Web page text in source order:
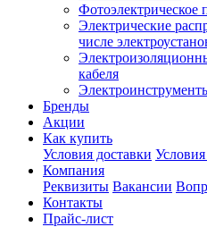
Фотоэлектрическое
Электрические
числе
кабеля
Бренды
Акции
Как купить
Условия доставки
Компания
Реквизиты Вакансии
Контакты
Прайс-лист